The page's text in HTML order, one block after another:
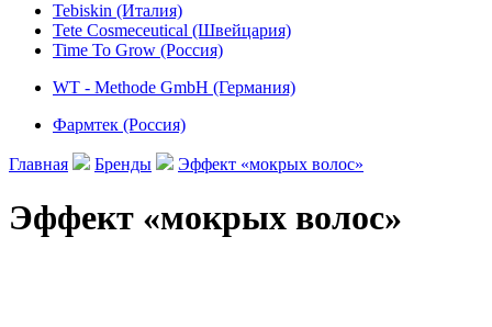
Tebiskin (Италия)
Tete Cosmeceutical (Швейцария)
Time To Grow (Россия)
WT - Methode GmbH (Германия)
Фармтек (Россия)
Главная Бренды Эффект «мокрых волос»
Эффект «мокрых волос»